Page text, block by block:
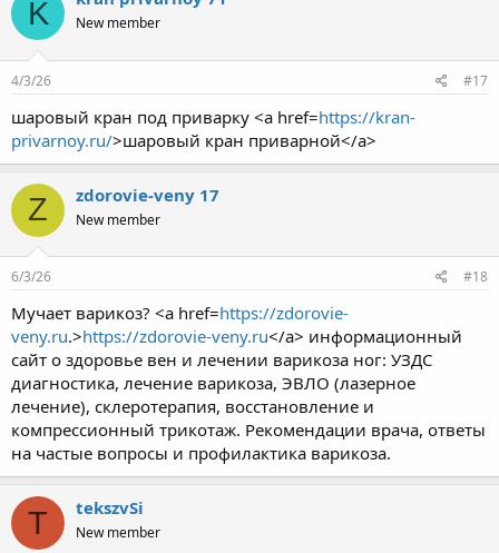
K New member
4/3/26 #17
шаровый кран под приварку <a href=https://kran-
privarnoy.ru/>шаровый кран приварной</a>
Z zdorovie-veny 17
New member
6/3/26 #18
Мучает варикоз? <a href=https://zdorovie-
veny.ru.>https://zdorovie-veny.ru</a> информационный
сайт о здоровье вен и лечении варикоза ног: УЗДС
диагностика, лечение варикоза, ЭВЛО (лазерное
лечение), склеротерапия, восстановление и
компрессионный трикотаж. Рекомендации врача, ответы
на частые вопросы и профилактика варикоза.
T tekszvSi
New member